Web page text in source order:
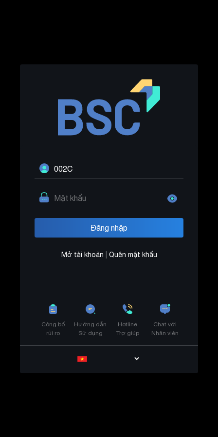
Mở tài khoản Quên mật khẩu
Công bố
rủi ro
Hướng dẫn
Sử dụng
Hotline
Trợ giúp
Chat với
Nhân viên